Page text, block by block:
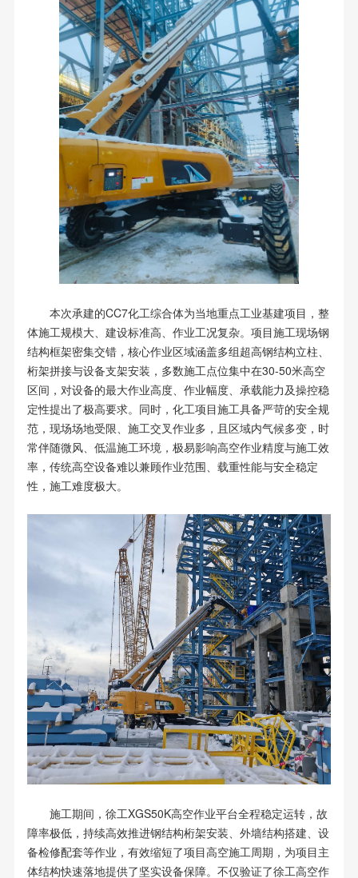
本次承建的CC7化工综合体为当地重点工业基建项目，整
体施工规模大、建设标准高、作业工况复杂。项目施工现场钢
结构框架密集交错，核心作业区域涵盖多组超高钢结构立柱、
桁架拼接与设备支架安装，多数施工点位集中在30-50米高空
区间，对设备的最大作业高度、作业幅度、承载能力及操控稳
定性提出了极高要求。同时，化工项目施工具备严苛的安全规
范，现场场地受限、施工交叉作业多，且区域内气候多变，时
常伴随微风、低温施工环境，极易影响高空作业精度与施工效
率，传统高空设备难以兼顾作业范围、载重性能与安全稳定
性，施工难度极大。
施工期间，徐工XGS50K高空作业平台全程稳定运转，故
障率极低，持续高效推进钢结构桁架安装、外墙结构搭建、设
备检修配套等作业，有效缩短了项目高空施工周期，为项目主
体结构快速落地提供了坚实设备保障。不仅验证了徐工高空作